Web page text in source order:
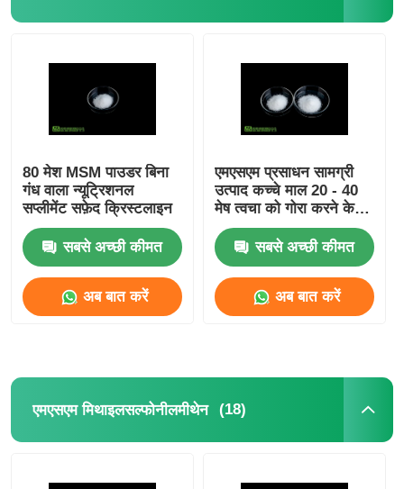
80 मेश MSM पाउडर बिना
गंध वाला न्यूट्रिशनल
सप्लीमेंट सफ़ेद क्रिस्टलाइन
सबसे अच्छी कीमत
अब बात करें
एमएसएम प्रसाधन सामग्री
उत्पाद कच्चे माल 20 - 40
मेष त्वचा को गोरा करने के
लिए
सबसे अच्छी कीमत
अब बात करें
एमएसएम मिथाइलसल्फोनीलमीथेन (18)